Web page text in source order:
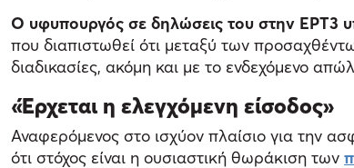
Ο υφυπουργός σε δηλώσεις του στην ΕΡΤ3
που διαπιστωθεί ότι μεταξύ των
διαδικασίες, ακόμη και με το ενδεχόμενο
«Έρχεται η ελεγχόμενη είσοδος»
Αναφερόμενος στο ισχύον πλαίσιο για την
ότι στόχος είναι η ουσιαστική θωράκιση των